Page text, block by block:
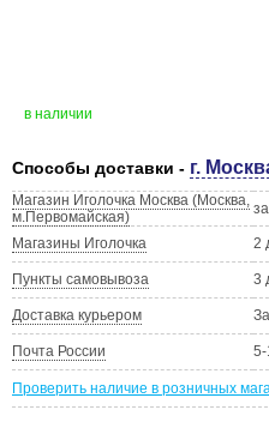
в наличии
Способы доставки - г.
Магазин Иголочка Москва (Москва,
м.Первомайская)
Магазины Иголочка 2
Пункты самовывоза 3
Доставка курьером
Почта России 5-
Проверить наличие в розничных